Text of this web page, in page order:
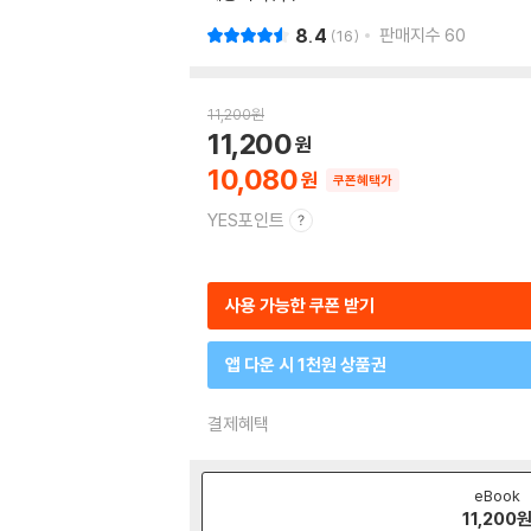
8.4 16 판매지수 60
11,200원
10,080
11,200
쿠폰혜택가
YES포인트
사용 가능한 쿠폰 받기
앱 다운 시 1천원 상품권
결제혜택
eBook
11,200